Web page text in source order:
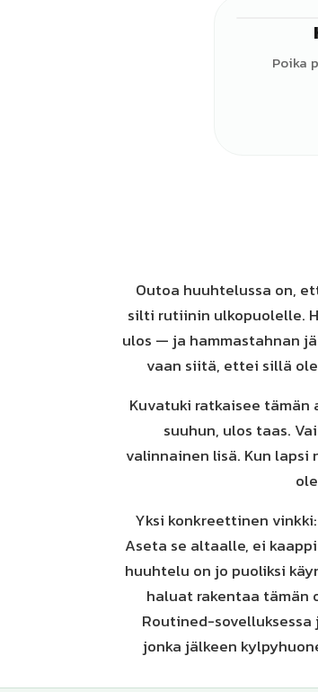
Poika
Outoa huuhtelussa on,
silti rutiinin ulkopuolelle.
ulos — ja hammastahnan
vaan siitä, ettei sillä
Kuvatuki ratkaisee
suuhun, ulos taas.
valinnainen lisä. Kun lapsi
Yksi konkreettinen
Aseta se altaalle, ei
huuhtelu on jo puoliksi
haluat rakentaa
Routined-
jonka jälkeen